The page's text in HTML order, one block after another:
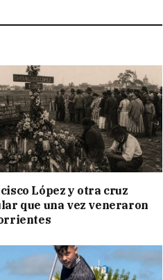
López y otra cruz
que una vez veneraron